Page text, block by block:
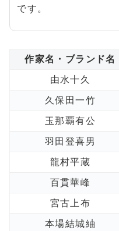
です。
作家名・ブランド名
由水十久
久保田一竹
玉那覇有公
羽田登喜男
龍村平蔵
百貫華峰
宮古上布
本場結城紬